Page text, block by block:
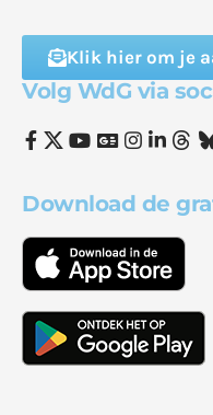
Klik hier om je
Volg WdG via
Download de